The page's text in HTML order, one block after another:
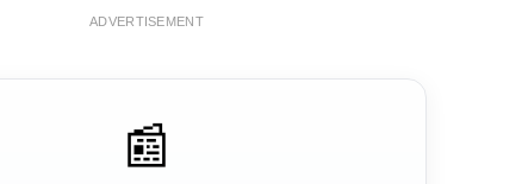
ADVERTISEMENT
📰